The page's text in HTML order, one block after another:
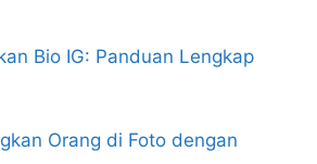
Bio IG: Panduan Lengkap
Orang di Foto dengan